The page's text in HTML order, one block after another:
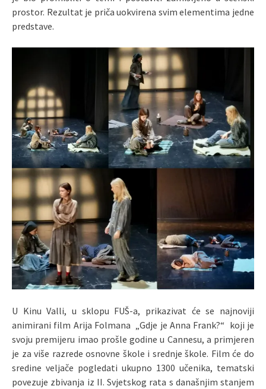
prostor. Rezultat je priča uokvirena svim elementima jedne
predstave.
U Kinu Valli, u sklopu FUŠ-a, prikazivat će se najnoviji
animirani film Arija Folmana „Gdje je Anna Frank?“ koji je
svoju premijeru imao prošle godine u Cannesu, a primjeren
je za više razrede osnovne škole i srednje škole. Film će do
sredine veljače pogledati ukupno 1300 učenika, tematski
povezuje zbivanja iz II. Svjetskog rata s današnjim stanjem